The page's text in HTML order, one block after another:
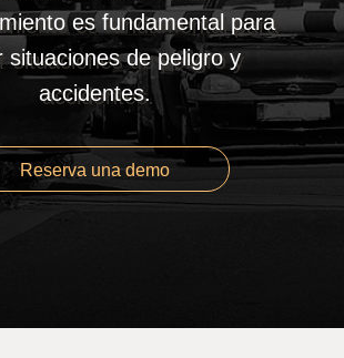
es fundamental para
situaciones de peligro y
accidentes.
Reserva una demo